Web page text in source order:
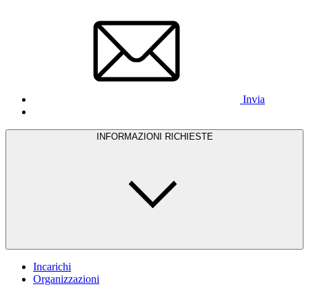
Invia
INFORMAZIONI RICHIESTE
Incarichi
Organizzazioni